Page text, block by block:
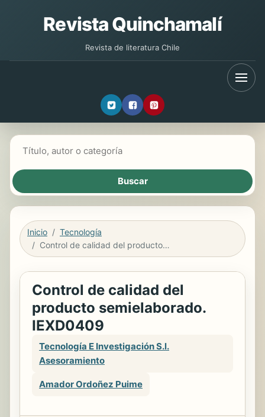
Revista Quinchamalí
Revista de literatura Chile
Inicio
Tecnología
Control de calidad del producto semielaborado. IEXD0409
Control de calidad del
producto semielaborado.
IEXD0409
Tecnología E Investigación S.l.
Asesoramiento
Amador Ordoñez Puime